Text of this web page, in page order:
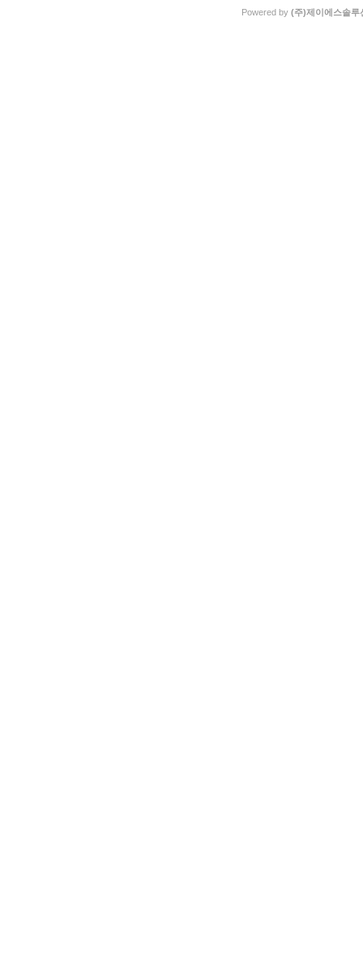
Powered by (주)제이에스솔루